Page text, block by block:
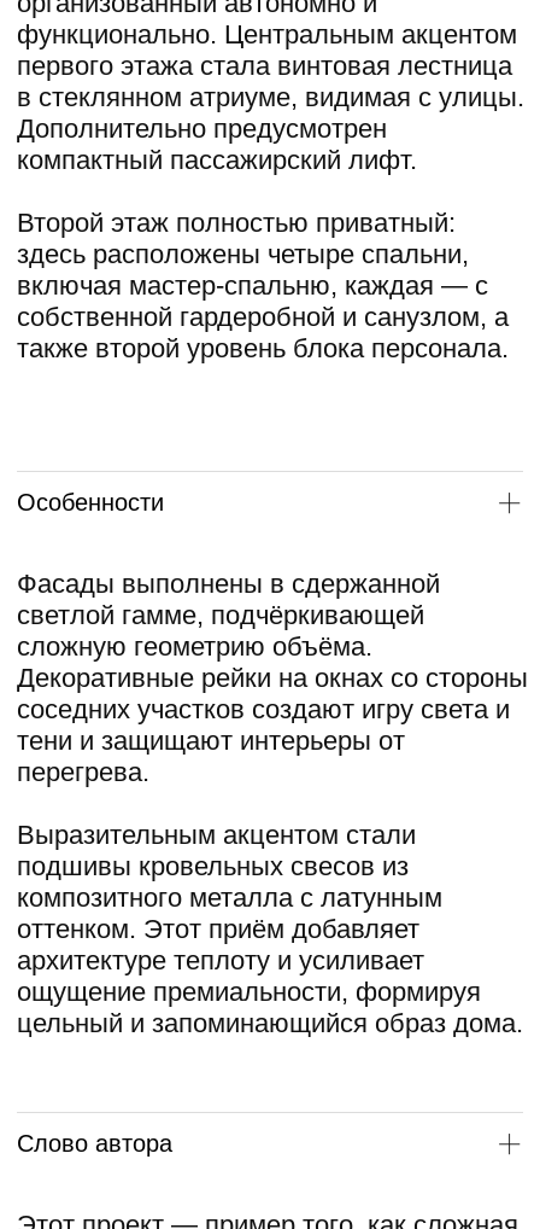
дом, который сразу заявляет о себе, но
при этом остаётся продуманным до
мелочей. Здесь эффектность не спорит
с логикой, а форма подчёркивает
качество жизни.